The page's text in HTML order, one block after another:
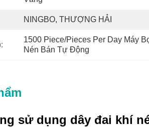
NINGBO, THƯỢNG HẢI
1500 Piece/Pieces Per Day Máy
Nén Bán Tự Động
sử dụng dây đai khí